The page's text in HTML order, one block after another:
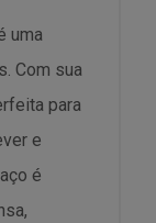
uma
Com sua
para
e
é